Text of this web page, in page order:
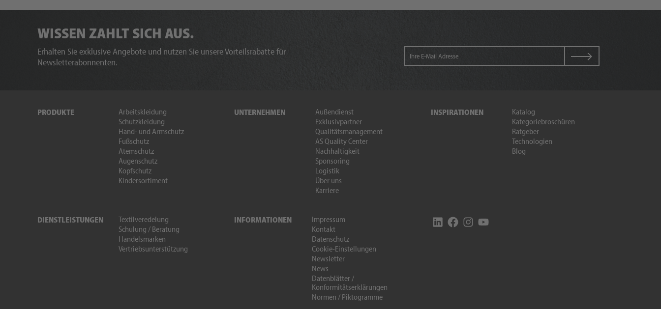
WISSEN ZAHLT SICH AUS.
Erhalten Sie exklusive Angebote und nutzen Sie unsere Vorteilsrabatte für
Newsletterabonnenten.
PRODUKTE
Arbeitskleidung
Schutzkleidung
Hand- und Armschutz
Fußschutz
Atemschutz
Augenschutz
Kopfschutz
Kindersortiment
UNTERNEHMEN
Außendienst
Exklusivpartner
Qualitätsmanagement
AS Quality Center
Nachhaltigkeit
Sponsoring
Logistik
Über uns
Karriere
INSPIRATIONEN
Katalog
Kategoriebroschüren
Ratgeber
Technologien
Blog
DIENSTLEISTUNGEN
Textilveredelung
Schulung / Beratung
Handelsmarken
Vertriebsunterstützung
INFORMATIONEN
Impressum
Kontakt
Datenschutz
Cookie-Einstellungen
Newsletter
News
Datenblätter /
Konformitätserklärungen
Normen / Piktogramme